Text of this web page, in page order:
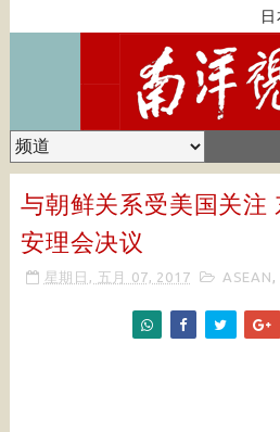
日
与朝鲜关系受美国关注
安理会决议
星期日, 五月 07, 2017 ASEAN ,